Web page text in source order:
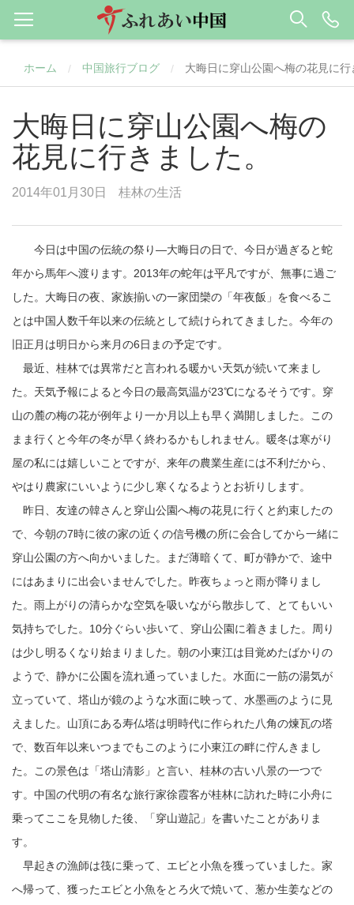
ホーム / 中国旅行ブログ / 大晦日に穿山公園へ梅の花見に
大晦日に穿山公園へ梅の
花見に行きました。
2014年01月30日 桂林の生活
今日は中国の伝統の祭り―大晦日の日で、今日が過ぎると蛇
年から馬年へ渡ります。 2013年の蛇年は平凡ですが、無事に過ご
した。大晦日の夜、家族揃いの一家団欒の「年夜飯」を食べるこ
とは中国人数千年以来の伝統として続けられてきました。今年の
旧正月は明日から来月の6日まの予定です。
最近、桂林では異常だと言われる暖かい天気が続いて来まし
た。天気予報によると今日の最高気温が23℃になるそうです。穿
山の麓の梅の花が例年より一か月以上も早く満開しました。この
まま行くと今年の冬が早く終わるかもしれません。暖冬は寒がり
屋の私には嬉しいことですが、来年の農業生産には不利だから、
やはり農家にいいように少し寒くなるようとお祈りします。
昨日、友達の韓さんと穿山公園へ梅の花見に行くと約束したの
で、今朝の7時に彼の家の近くの信号機の所に会合してから一緒に
穿山公園の方へ向かいました。まだ薄暗くて、町が静かで、途中
にはあまりに出会いませんでした。昨夜ちょっと雨が降りまし
た。雨上がりの清らかな空気を吸いながら散歩して、とてもいい
気持ちでした。 10分ぐらい歩いて、穿山公園に着きました。周り
は少し明るくなり始まりました。朝の小東江は目覚めたばかりの
ようで、静かに公園を流れ通っていました。水面に一筋の湯気が
立っていて、塔山が鏡のような水面に映って、水墨画のように見
えました。山頂にある寿仏塔は明時代に作られた八角の煉瓦の塔
で、数百年以来いつまでもこのように小東江の畔に佇んきまし
た。この景色は「塔山清影」と言い、桂林の古い八景の一つで
す。中国の代明の有名な旅行家徐霞客が桂林に訪れた時に小舟に
乗ってここを見物した後、「穿山遊記」を書いたことがありま
す。
早起きの漁師は筏に乗って、エビと小魚を獲っていました。家
へ帰って、獲ったエビと小魚をとろ火で焼いて、葱か生姜などの